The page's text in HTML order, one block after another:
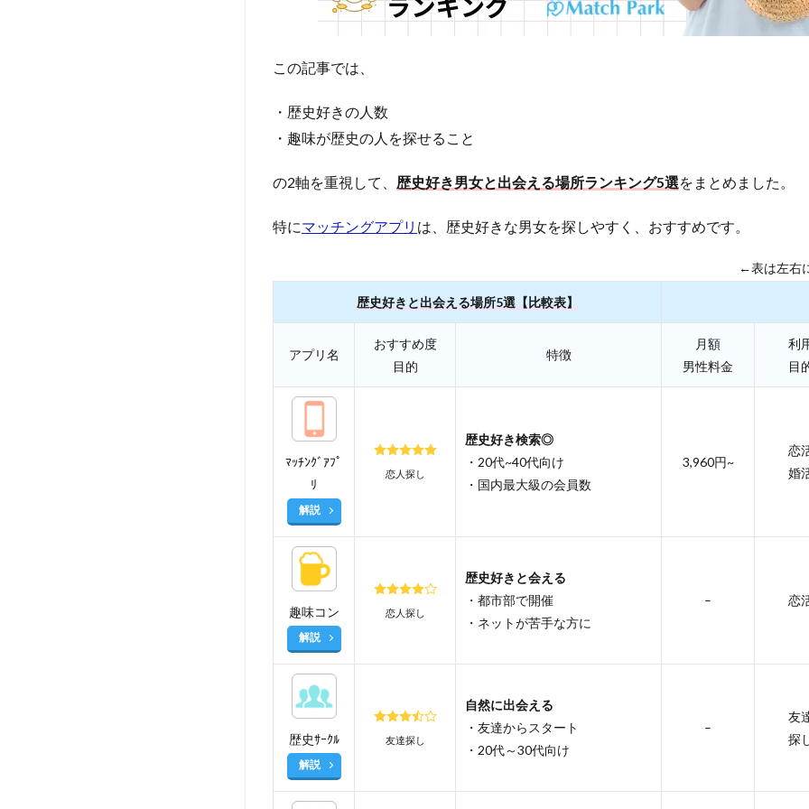
この記事では、
・歴史好きの人数
・趣味が歴史の人を探せること
の2軸を重視して、 歴史好き男女と出会える場所ランキング5選をまとめました。
特にマッチングアプリ は、歴史好きな男女を探しやすく、おすすめです。
←表は左右
歴史好きと出会える場所5選【比較表】
アプリ名
おすすめ度
目的
特徴
月額
男性料金
利
目
ﾏｯﾁﾝｸﾞｱﾌﾟ
ﾘ
解説
恋人探し
歴史好き検索◎
・20代~40代向け
・国内最大級の会員数
3,960円~
恋
婚
趣味コン
解説
恋人探し
歴史好きと会える
・都市部で開催
・ネットが苦手な方に
– 恋
歴史ｻｰｸﾙ
解説
友達探し
自然に出会える
・友達からスタート
・20代～30代向け
–
友
探